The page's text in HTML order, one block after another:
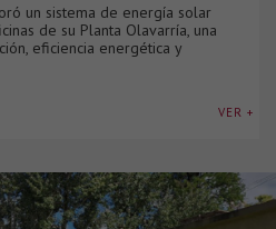
un sistema de energía solar
de su Planta Olavarría, una
eficiencia energética y
VER +